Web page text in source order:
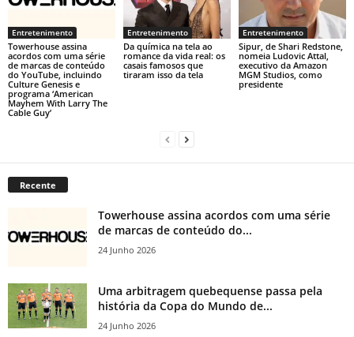
Entretenimento
Towerhouse assina
acordos com uma série
de marcas de conteúdo
do YouTube, incluindo
Culture Genesis e
programa ‘American
Mayhem With Larry The
Cable Guy’
Entretenimento
Da química na tela ao
romance da vida real: os
casais famosos que
tiraram isso da tela
Entretenimento
Sipur, de Shari Redstone,
nomeia Ludovic Attal,
executivo da Amazon
MGM Studios, como
presidente
Recente
Towerhouse assina acordos com uma série
de marcas de conteúdo do...
24 Junho 2026
Uma arbitragem quebequense passa pela
história da Copa do Mundo de...
24 Junho 2026